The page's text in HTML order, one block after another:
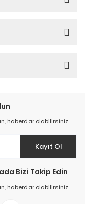
haberdar olabilirsiniz.
Kayıt Ol
Bizi Takip Edin
haberdar olabilirsiniz.